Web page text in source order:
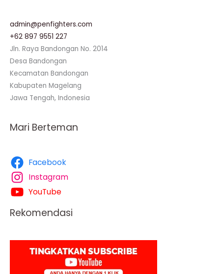
admin@penfighters.com
+62 897 9551 227
Jln. Raya Bandongan No. 2014
Desa Bandongan
Kecamatan Bandongan
Kabupaten Magelang
Jawa Tengah, Indonesia
Mari Berteman
Facebook
Instagram
YouTube
Rekomendasi